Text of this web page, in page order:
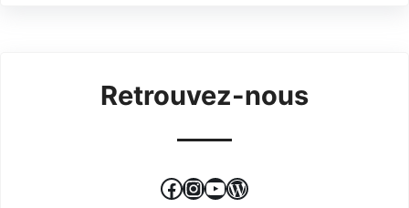
Retrouvez-nous
Facebook
Instagram
YouTube
WordPress